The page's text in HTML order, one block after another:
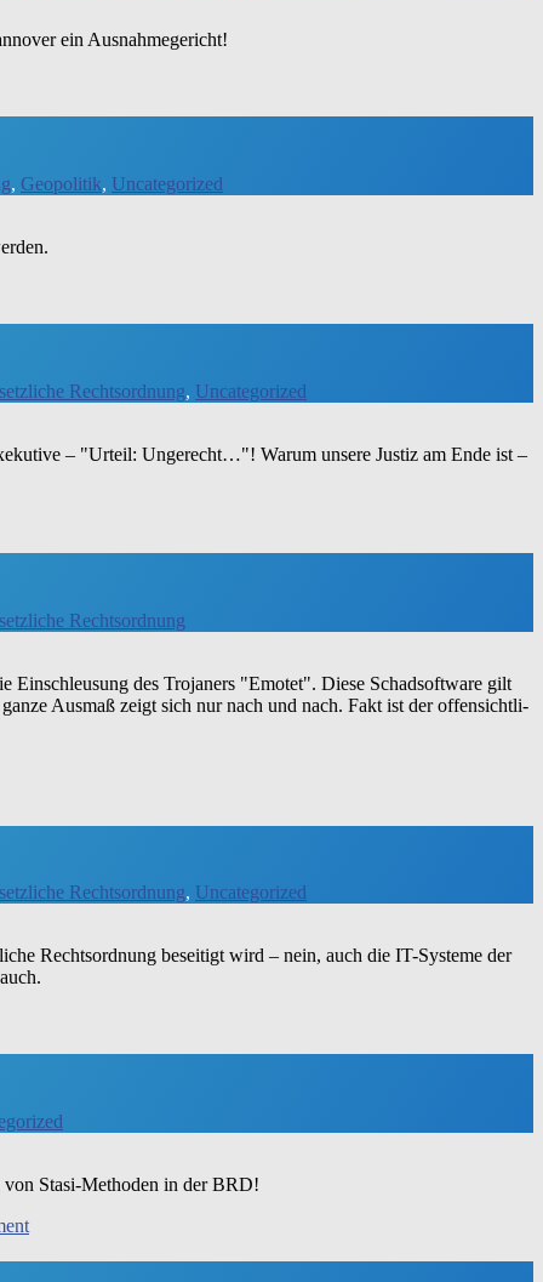
ein Ausnahmegericht!
, Geopolitik, Uncategorized
Rechtsordnung, Uncategorized
– "Urteil: Unge­recht…"! War­um unse­re Justiz am Ende ist –
Rechtsordnung
des Tro­ja­ners "Emo­tet". Die­se Schad­soft­ware gilt
Aus­maß zeigt sich nur nach und nach. Fakt ist der offen­sicht­li­
Rechtsordnung, Uncategorized
Rechts­ord­nung besei­tigt wird – nein, auch die IT-Syste­­me der
Sta­­si-Metho­­den in der BRD!
on
2.0?